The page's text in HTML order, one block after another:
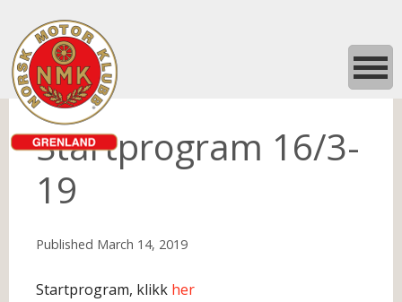
Startprogram 16/3-
19
Published March 14, 2019
Startprogram, klikk her